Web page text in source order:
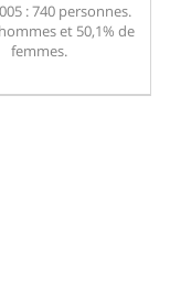
:740 personnes.
et 50,1% de
femmes.